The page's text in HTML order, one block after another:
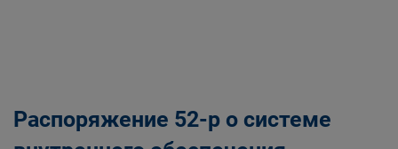
Распоряжение 52-р о системе